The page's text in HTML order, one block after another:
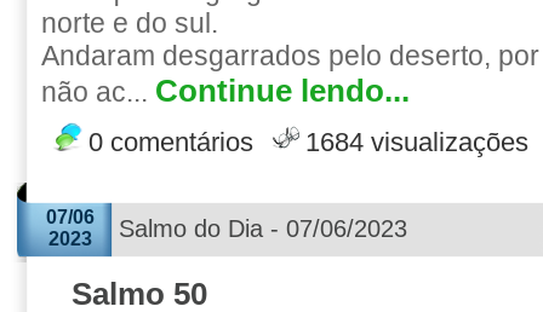
norte e do sul.
Andaram desgarrados pelo deserto,
não ac... Continue lendo...
0 comentários 1684 visualizações
07/06
2023
Salmo do Dia - 07/06/2023
Salmo 50